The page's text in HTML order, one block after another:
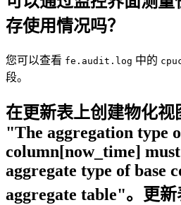
存使用情况吗？
您可以查看 fe.audit.log 中的
段。
在更新表上创建物化视
"The aggregation type
column[now_time] must
aggregate type of base
aggregate table"。更